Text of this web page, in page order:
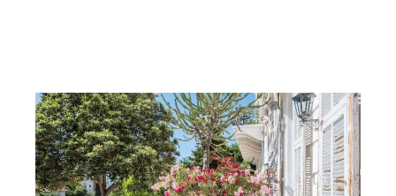
NICE 06
134,20 m2, 5 pièces
Ref : 614
Appartement F5 à vendre